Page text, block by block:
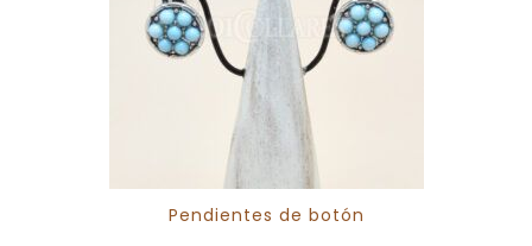
Pendientes de botón